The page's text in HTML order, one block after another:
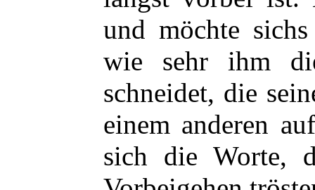
und möchte
wie sehr ihm
schneidet, die
einem anderen
sich die Worte,